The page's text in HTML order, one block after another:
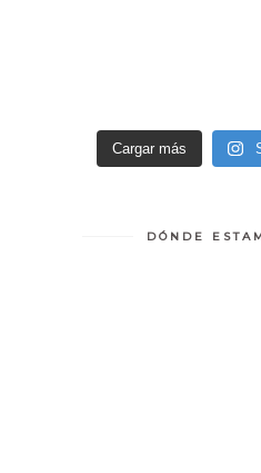
Cargar más
DÓNDE